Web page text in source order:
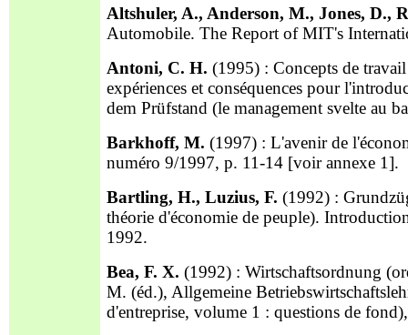
Altshuler, A., Anderson, M., Jones, D.,
Automobile. The Report of MIT's
Antoni, C. H. (1995) : Concepts de
expériences et conséquences pour
dem Prüfstand (le management svelte au
Barkhoff, M. (1997) : L'avenir de
numéro 9/1997, p. 11-14 [voir annexe 1].
Bartling, H., Luzius, F. (1992) :
théorie d'économie de peuple).
1992.
Bea, F. X. (1992) : Wirtschaftsordnung
M. (éd.), Allgemeine
d'entreprise, volume 1 : questions de